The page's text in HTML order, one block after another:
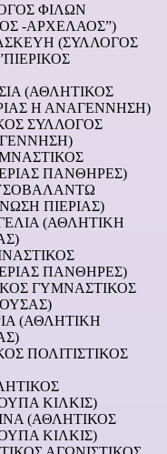
ΦΙΛΩΝ
-ΑΡΧΕΛΑΟΣ”)
(ΣΥΛΛΟΓΟΣ
(ΑΘΛΗΤΙΚΟΣ
Η ΑΝΑΓΕΝΝΗΣΗ)
ΣΥΛΛΟΓΟΣ
ΠΑΝΘΗΡΕΣ)
ΠΙΕΡΙΑΣ)
(ΑΘΛΗΤΙΚΗ
ΠΑΝΘΗΡΕΣ)
ΓΥΜΝΑΣΤΙΚΟΣ
(ΑΘΛΗΤΙΚΗ
ΠΟΛΙΤΙΣΤΙΚΟΣ
ΚΙΛΚΙΣ)
(ΑΘΛΗΤΙΚΟΣ
ΚΙΛΚΙΣ)